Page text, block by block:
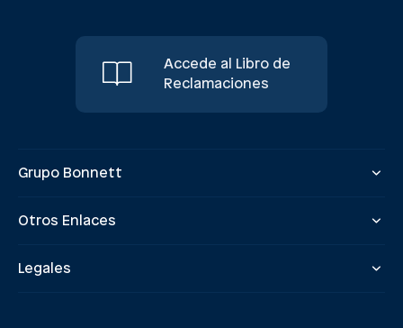
Accede al Libro de
Reclamaciones
Grupo Bonnett
Otros Enlaces
Legales